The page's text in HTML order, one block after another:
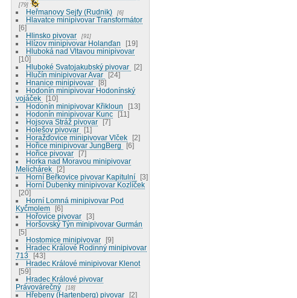
79
Heřmanovy Sejfy (Rudnik) 6
Hlavatce minipivovar Transformátor
6
Hlinsko pivovar
91
Hlízov minipivovar Holanďan
19
Hluboká nad Vltavou minipivovar
10
Hluboké Svatojakubský pivovar
2
Hlučín minipivovar Avar
24
Hnanice minipivovar
8
Hodonín minipivovar Hodonínský
vojáček
10
Hodonín minipivovar Křikloun
13
Hodonín minipivovar Kunc
11
Hojsova Stráž pivovar
7
Holešov pivovar
1
Horažďovice minipivovar Vlček
2
Hořice minipivovar JungBerg
6
Hořice pivovar
7
Horka nad Moravou minipivovar
Melichárek
2
Horní Beřkovice pivovar Kapitulní
3
Horní Dubenky minipivovar Kozlíček
20
Horní Lomná minipivovar Pod
Kyčmolem
6
Hořovice pivovar
3
Horšovský Týn minipivovar Gurmán
5
Hostomice minipivovar
9
Hradec Králové Rodinný minipivovar
713
43
Hradec Králové minipivovar Klenot
59
Hradec Králové pivovar
Právovárečný
18
Hřebeny (Hartenberg) pivovar 2